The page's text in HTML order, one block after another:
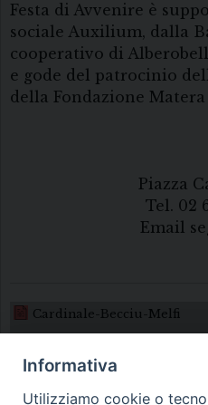
Festa di Avvenire è
sociale Auxilium, dalla
cooperativo di
e gode del patrocinio
della Fondazione Matera
Piazza
Tel. 02
Email
Cardinale-Becciu-Melfi
Informativa
Utilizziamo cookie o